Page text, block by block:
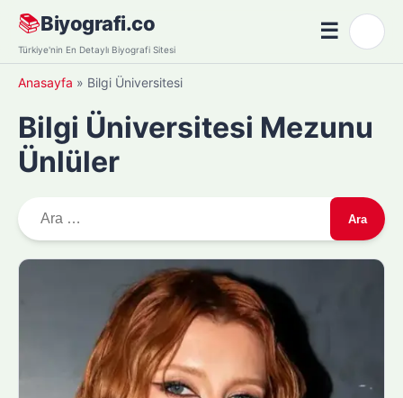
Skip
content
📚Biyografi.co
Türkiye'nin En Detaylı Biyografi Sitesi
☰Menü
Anasayfa » Bilgi Üniversitesi
Bilgi Üniversitesi Mezunu
Ünlüler
r